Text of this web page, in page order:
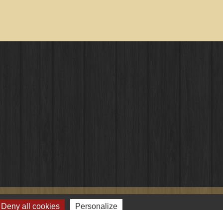
Deny all cookies Personalize